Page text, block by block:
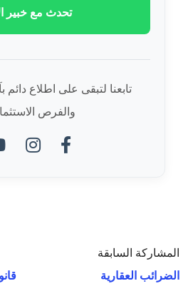
تحدث مع خبير
تابعنا لتبقى على اطلاع دائم
والفرص
المشاركة السابقة
الضرائب العقارية